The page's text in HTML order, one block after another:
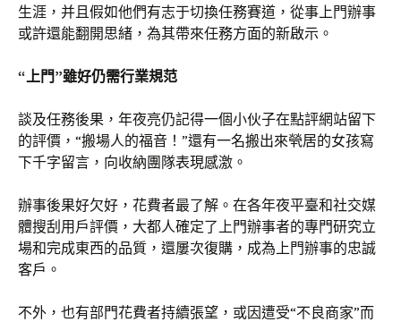
生涯，并且假如他們有志于切換任務賽道，從事上門辦事
或許還能翻開思緒，為其帶來任務方面的新啟示。
“上門”雖好仍需行業規范
談及任務後果，年夜亮仍記得一個小伙子在點評網站留下
的評價，“搬場人的福音！”還有一名搬出來煢居的女孩寫
下千字留言，向收納團隊表現感激。
辦事後果好欠好，花費者最了解。在各年夜平臺和社交媒
體搜刮用戶評價，大都人確定了上門辦事者的專門研究立
場和完成東西的品質，還屢次復購，成為上門辦事的忠誠
客戶。
不外，也有部門花費者持續張望，或因遭受“不良商家”而